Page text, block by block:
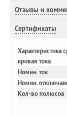
Отзывы и
Сертификаты
Характеристика
кривая тока
Номин. ток
Номин.
Кол-во полюсов